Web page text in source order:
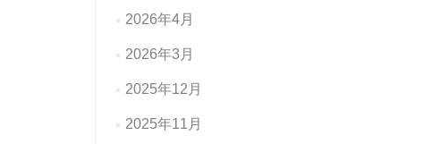
2026年4月
2026年3月
2025年12月
2025年11月